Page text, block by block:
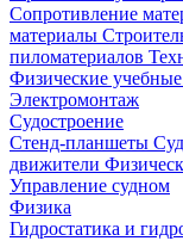
Сопротивление
материалы
пиломатериалов
Физические
Электромонтаж
Судостроение
Стенд-планшеты
движители
Управление судном
Физика
Гидростатика и